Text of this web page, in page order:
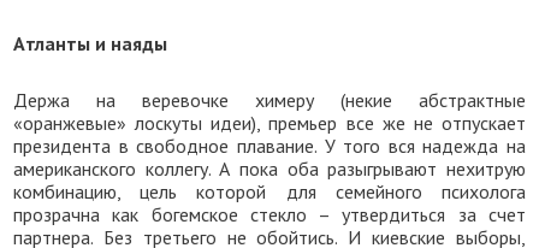
Атланты и наяды
Держа на веревочке химеру (некие абстрактные
«оранжевые» лоскуты идеи), премьер все же не отпускает
президента в свободное плавание. У того вся надежда на
американского коллегу. А пока оба разыгрывают нехитрую
комбинацию, цель которой для семейного психолога
прозрачна как богемское стекло – утвердиться за счет
партнера. Без третьего не обойтись. И киевские выборы,